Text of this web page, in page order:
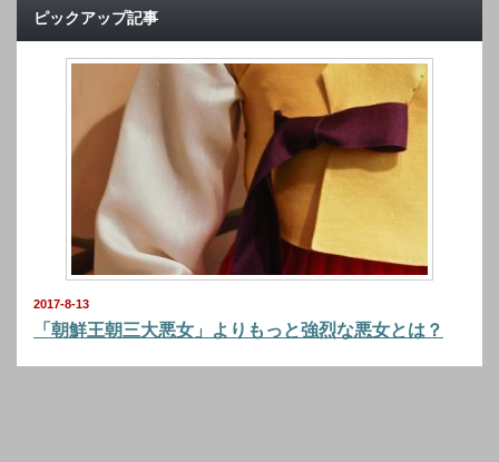
ピックアップ記事
2017-8-13
「朝鮮王朝三大悪女」よりもっと強烈な悪女とは？